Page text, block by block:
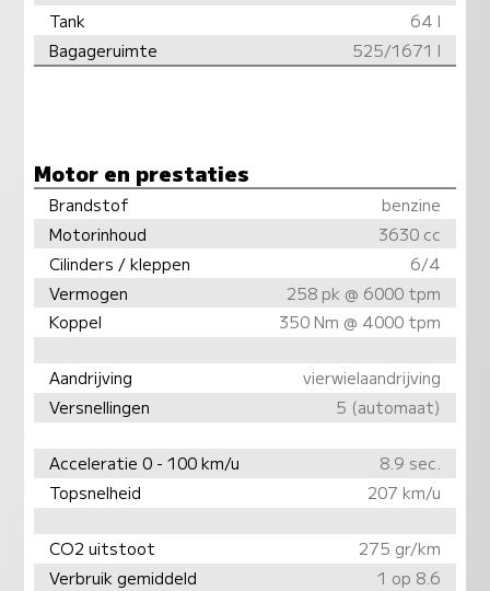
Tank
64 l
Bagageruimte
525/1671 l
Motor en prestaties
Brandstof
benzine
Motorinhoud
3630 cc
Cilinders / kleppen
6/4
Vermogen
258 pk @ 6000 tpm
Koppel
350 Nm @ 4000 tpm
Aandrijving
vierwielaandrijving
Versnellingen
5 (automaat)
Acceleratie 0 - 100 km/u
8.9 sec.
Topsnelheid
207 km/u
CO2 uitstoot
275 gr/km
Verbruik gemiddeld
1 op 8.6